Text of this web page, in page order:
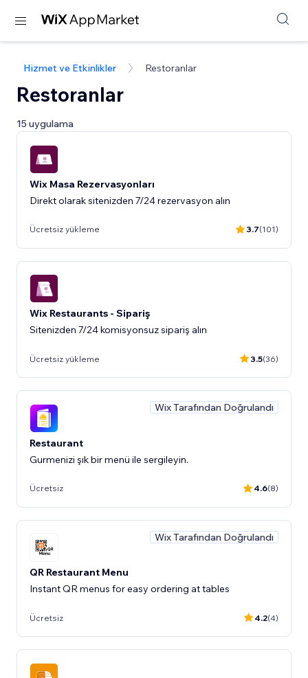
Hizmet ve Etkinlikler Restoranlar
Restoranlar
15 uygulama
Wix Masa Rezervasyonları
Direkt olarak sitenizden 7/24 rezervasyon alın
Ücretsiz yükleme 3.7(101)
Wix Restaurants - Sipariş
Sitenizden 7/24 komisyonsuz sipariş alın
Ücretsiz yükleme 3.5(36)
Wix Tarafından Doğrulandı
Restaurant
Gurmenizi şık bir menü ile sergileyin.
Ücretsiz 4.6(8)
Wix Tarafından Doğrulandı
QR Restaurant Menu
Instant QR menus for easy ordering at tables
Ücretsiz 4.2(4)